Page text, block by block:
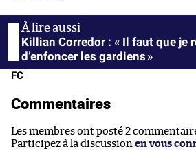
Killian Corredor : « Il faut que je
d’enfoncer les gardiens »
FC
Commentaires
Les membres ont posté 2
Participez à la discussion en vous